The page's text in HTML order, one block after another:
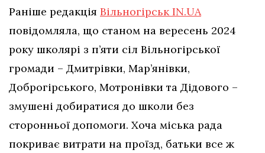
Раніше редакція Вільногірськ IN.UA
повідомляла, що станом на вересень 2024
року школярі з п’яти сіл Вільногірської
громади – Дмитрівки, Мар’янівки,
Доброгірського, Мотронівки та Дідового –
змушені добиратися до школи без
сторонньої допомоги. Хоча міська рада
покриває витрати на проїзд, батьки все ж